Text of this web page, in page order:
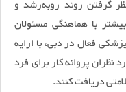
گرفتن روند روبه‌رشد و
با هماهنگی مسئولان
فعال در دبی، با ارایه
پروانه کار برای فرد
دریافت کنند.